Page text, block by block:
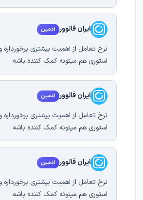
ایران فالوور ادمین
نرخ تعامل از اهمیت بیشتری برخورداره
استوری هم میتونه کمک کننده باشه
ایران فالوور ادمین
نرخ تعامل از اهمیت بیشتری برخورداره
استوری هم میتونه کمک کننده باشه
ایران فالوور ادمین
نرخ تعامل از اهمیت بیشتری برخورداره
استوری هم میتونه کمک کننده باشه